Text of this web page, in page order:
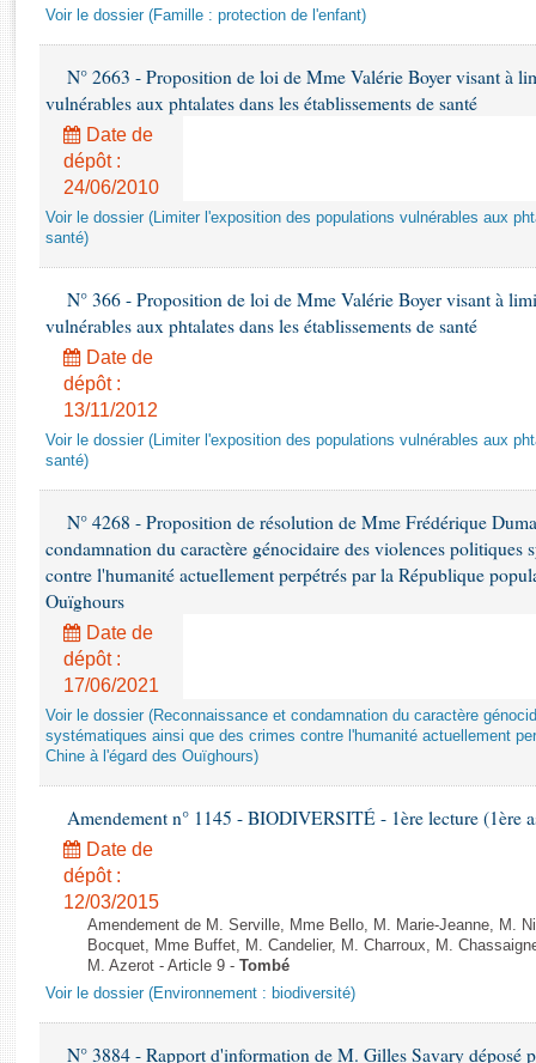
Baromètre de l’application des lois
Dossiers législatifs
Budget et sécurité sociale
Questions écrites et orales
Comptes rendus des débats
Voir le dossier (Famille : protection de l'enfant)
N° 2663 - Proposition de loi de Mme Valérie Boyer visant à
vulnérables aux phtalates dans les établissements de santé
Date de
dépôt :
24/06/2010
Voir le dossier (Limiter l'exposition des populations vulnérables aux
santé)
N° 366 - Proposition de loi de Mme Valérie Boyer visant à
vulnérables aux phtalates dans les établissements de santé
Date de
dépôt :
13/11/2012
Voir le dossier (Limiter l'exposition des populations vulnérables aux
santé)
N° 4268 - Proposition de résolution de Mme Frédérique
condamnation du caractère génocidaire des violences politiques
contre l'humanité actuellement perpétrés par la République
Ouïghours
Date de
dépôt :
17/06/2021
Voir le dossier (Reconnaissance et condamnation du caractère
systématiques ainsi que des crimes contre l'humanité actuellement
Chine à l'égard des Ouïghours)
Amendement n° 1145 - BIODIVERSITÉ - 1ère lecture (1ère
Date de
dépôt :
12/03/2015
Amendement de M. Serville, Mme Bello, M. Marie-Jeanne, M.
Bocquet, Mme Buffet, M. Candelier, M. Charroux, M.
M. Azerot - Article 9 - Tombé
Voir le dossier (Environnement : biodiversité)
N° 3884 - Rapport d'information de M. Gilles Savary déposé